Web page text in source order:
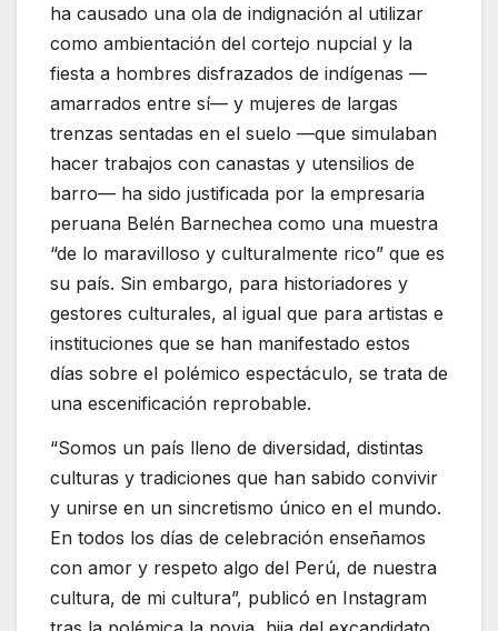
ha causado una ola de indignación al utilizar
como ambientación del cortejo nupcial y la
fiesta a hombres disfrazados de indígenas —
amarrados entre sí— y mujeres de largas
trenzas sentadas en el suelo —que simulaban
hacer trabajos con canastas y utensilios de
barro— ha sido justificada por la empresaria
peruana Belén Barnechea como una muestra
“de lo maravilloso y culturalmente rico” que es
su país. Sin embargo, para historiadores y
gestores culturales, al igual que para artistas e
instituciones que se han manifestado estos
días sobre el polémico espectáculo, se trata de
una escenificación reprobable.
“Somos un país lleno de diversidad, distintas
culturas y tradiciones que han sabido convivir
y unirse en un sincretismo único en el mundo.
En todos los días de celebración enseñamos
con amor y respeto algo del Perú, de nuestra
cultura, de mi cultura”, publicó en Instagram